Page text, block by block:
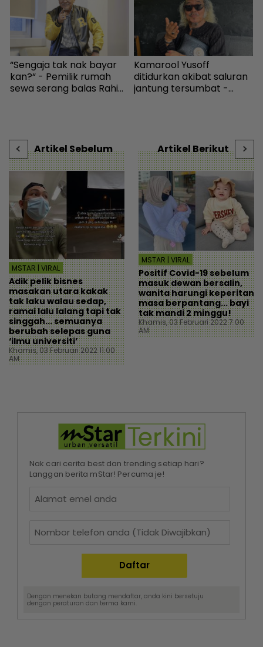
“Sengaja tak nak bayar
kan?“ - Pemilik rumah
sewa serang balas Rahim
Kamarool Yusoff
ditidurkan akibat saluran
jantung tersumbat -
Artikel Sebelum
MSTAR | VIRAL
Adik pelik bisnes
masakan utara kakak
tak laku walau sedap,
ramai lalu lalang tapi tak
singgah... semuanya
berubah selepas guna
‘ilmu universiti’
Khamis, 03 Februari 2022 11:00
AM
Artikel Berikut
MSTAR | VIRAL
Positif Covid-19 sebelum
masuk dewan bersalin,
wanita harungi keperitan
masa berpantang... bayi
tak mandi 2 minggu!
Khamis, 03 Februari 2022 7:00
AM
Nak cari cerita best dan trending setiap hari?
Langgan berita mStar! Percuma je!
Dengan menekan butang mendaftar, anda kini bersetuju
dengan peraturan dan terma kami.